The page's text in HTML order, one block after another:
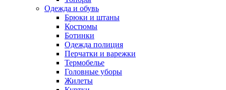
Одежда и обувь
Брюки и штаны
Костюмы
Ботинки
Одежда полиция
Перчатки и варежки
Термобелье
Головные уборы
Жилеты